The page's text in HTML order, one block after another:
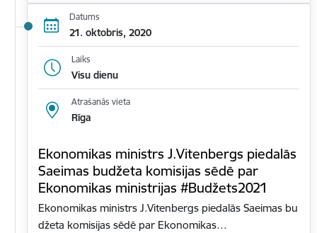
Datums
21. oktobris, 2020
Laiks
Visu dienu
Atrašanās vieta
Rīga
Ekonomikas ministrs J.Vitenbergs piedalās
Saeimas budžeta komisijas sēdē par
Ekonomikas ministrijas #Budžets2021
Ekonomikas ministrs J.Vitenbergs piedalās Saeimas bu
džeta komisijas sēdē par Ekonomikas…